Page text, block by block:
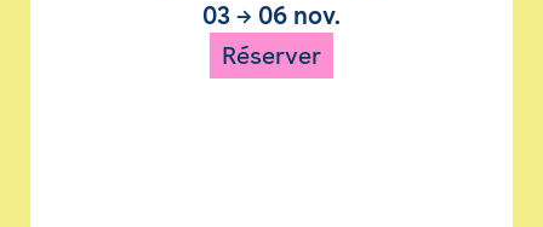
03 → 06 nov.
Réserver